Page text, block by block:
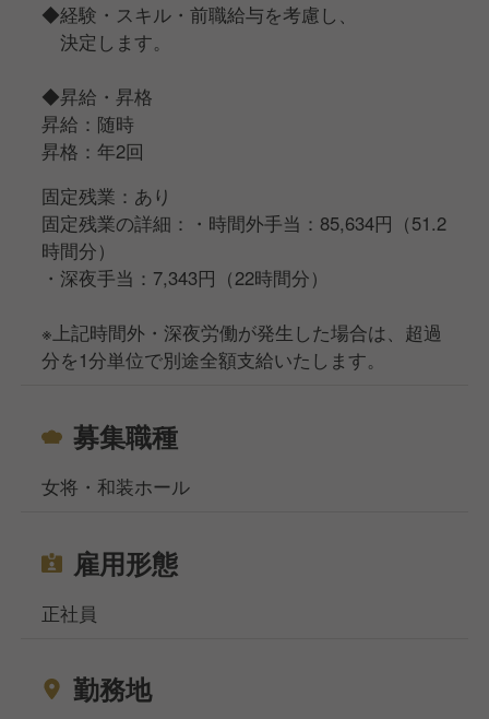
◆経験・スキル・前職給与を考慮し、
決定します。
◆昇給・昇格
昇給：随時
昇格：年2回
固定残業：あり
固定残業の詳細：・時間外手当：85,634円（51.2
時間分）
・深夜手当：7,343円（22時間分）
※上記時間外・深夜労働が発生した場合は、超過
分を1分単位で別途全額支給いたします。
募集職種
女将・和装ホール
雇用形態
正社員
勤務地